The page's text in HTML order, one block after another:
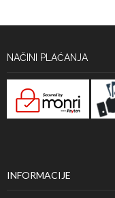
NAČINI PLAĆANJA
INFORMACIJE